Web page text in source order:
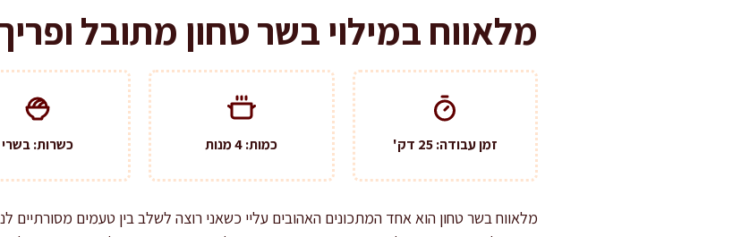
מלאווח במילוי בשר טחון מתובל
זמן עבודה: 25 דק' כמות: 4 מנות כשרות: בשרי
מלאווח בשר טחון הוא אחד המתכונים האהובים עליי כשאני רוצה לשלב בין טעמים מסורתיים